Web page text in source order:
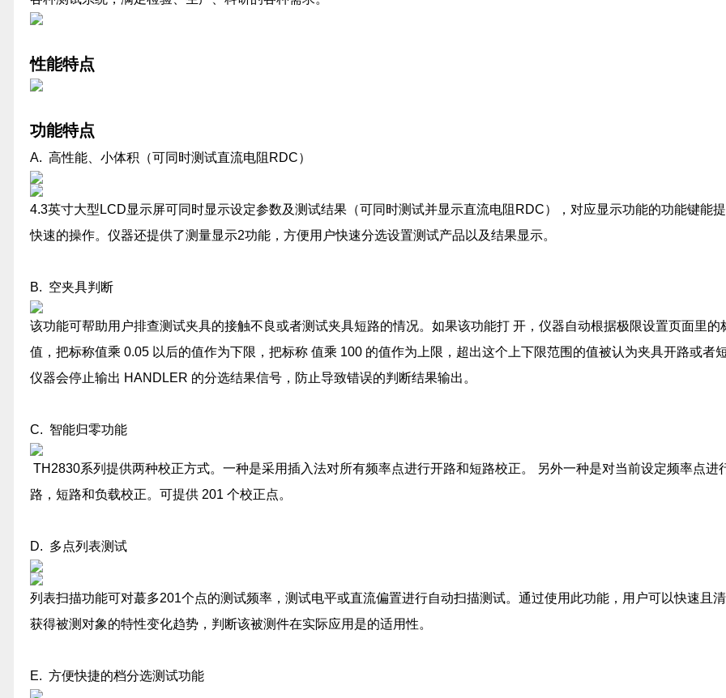
性能特点
功能特点
A. 高性能、小体积（可同时测试直流电阻RDC）
4.3英寸大型LCD显示屏可同时显示设定参数及测试结果（可同时测试并显示直流电阻RDC），对应显示功能的功能键能
快速的操作。仪器还提供了测量显示2功能，方便用户快速分选设置测试产品以及结果显示。
B. 空夹具判断
该功能可帮助用户排查测试夹具的接触不良或者测试夹具短路的情况。如果该功能打 开，仪器自动根据极限设置页面里的
值，把标称值乘 0.05 以后的值作为下限，把标称 值乘 100 的值作为上限，超出这个上下限范围的值被认为夹具开路或者短
仪器会停止输出 HANDLER 的分选结果信号，防止导致错误的判断结果输出。
C. 智能归零功能
TH2830系列提供两种校正方式。一种是采用插入法对所有频率点进行开路和短路校正。 另外一种是对当前设定频率点进
路，短路和负载校正。可提供 201 个校正点。
D. 多点列表测试
列表扫描功能可对蕞多201个点的测试频率，测试电平或直流偏置进行自动扫描测试。通过使用此功能，用户可以快速且
获得被测对象的特性变化趋势，判断该被测件在实际应用是的适用性。
E. 方便快捷的档分选测试功能